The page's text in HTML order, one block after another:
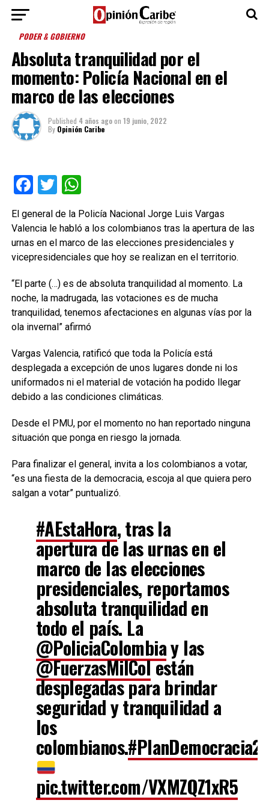
PODER & GOBIERNO
Absoluta tranquilidad por el
momento: Policía Nacional en el
marco de las elecciones
Published 4 años agoon 19 junio, 2022
By Opinión Caribe
Facebook
TwitterWhatsApp
El general de la Policía Nacional Jorge Luis Vargas
Valencia le habló a los colombianos tras la apertura de las
urnas en el marco de las elecciones presidenciales y
vicepresidenciales que hoy se realizan en el territorio.
“El parte (…) es de absoluta tranquilidad al momento. La
noche, la madrugada, las votaciones es de mucha
tranquilidad, tenemos afectaciones en algunas vías por la
ola invernal” afirmó
Vargas Valencia, ratificó que toda la Policía está
desplegada a excepción de unos lugares donde ni los
uniformados ni el material de votación ha podido llegar
debido a las condiciones climáticas.
Desde el PMU, por el momento no han reportado ninguna
situación que ponga en riesgo la jornada.
Para finalizar el general, invita a los colombianos a votar,
“es una fiesta de la democracia, escoja al que quiera pero
salgan a votar” puntualizó.
#AEstaHora, tras la
apertura de las urnas en el
marco de las elecciones
presidenciales, reportamos
absoluta tranquilidad en
todo el país. La
@PoliciaColombiay las
@FuerzasMilColestán
desplegadas para brindar
seguridad y tranquilidad a
los
colombianos.
pic.twitter.com/VXMZQZ1xR5